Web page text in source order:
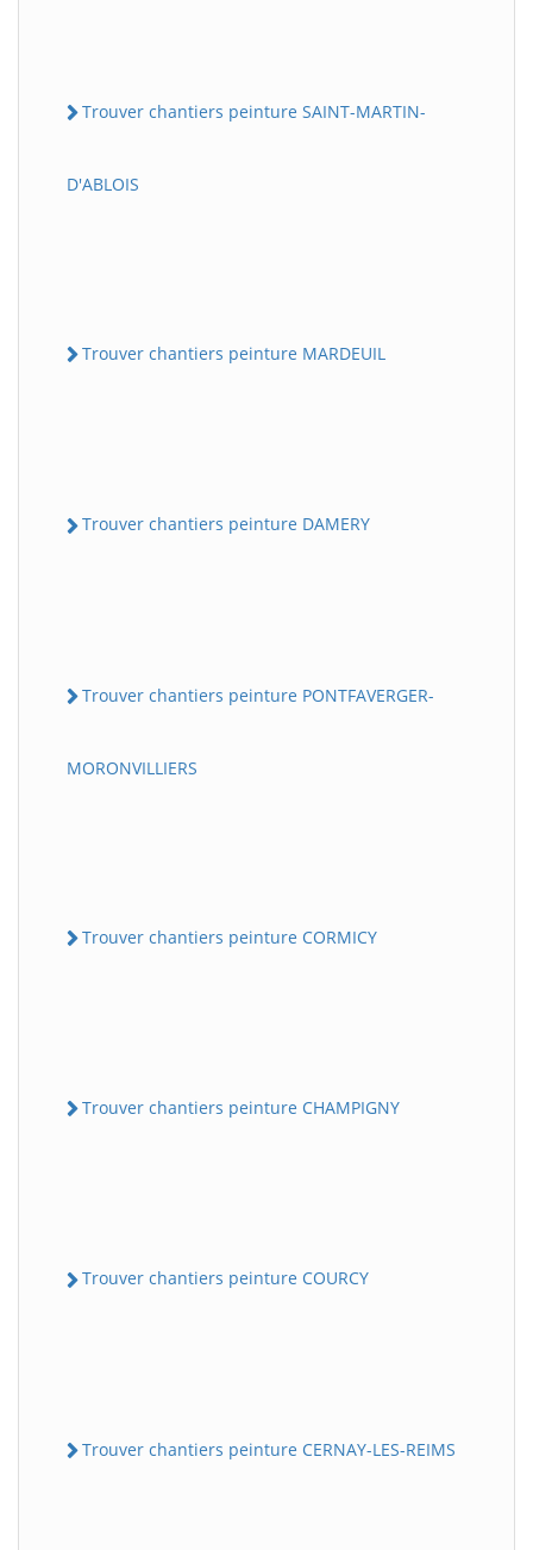
Trouver chantiers peinture SAINT-MARTIN-
D'ABLOIS
Trouver chantiers peinture MARDEUIL
Trouver chantiers peinture DAMERY
Trouver chantiers peinture PONTFAVERGER-
MORONVILLIERS
Trouver chantiers peinture CORMICY
Trouver chantiers peinture CHAMPIGNY
Trouver chantiers peinture COURCY
Trouver chantiers peinture CERNAY-LES-REIMS